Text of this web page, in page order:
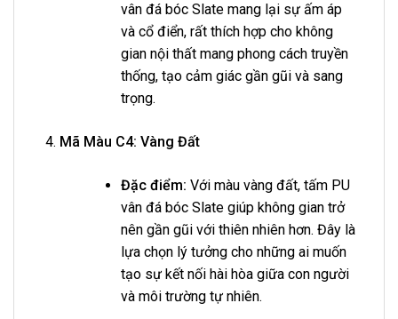
vân đá bóc Slate mang lại sự ấm áp
và cổ điển, rất thích hợp cho không
gian nội thất mang phong cách truyền
thống, tạo cảm giác gần gũi và sang
trọng.
Mã Màu C4: Vàng Đất
Đặc điểm: Với màu vàng đất, tấm PU
vân đá bóc Slate giúp không gian trở
nên gần gũi với thiên nhiên hơn. Đây là
lựa chọn lý tưởng cho những ai muốn
tạo sự kết nối hài hòa giữa con người
và môi trường tự nhiên.